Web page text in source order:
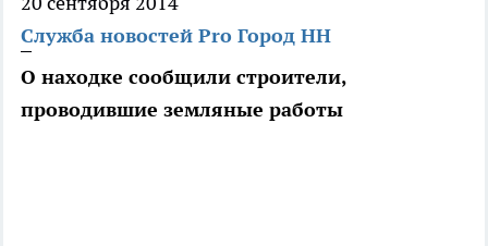
Служба новостей Pro Город НН
О находке сообщили строители,
проводившие земляные работы